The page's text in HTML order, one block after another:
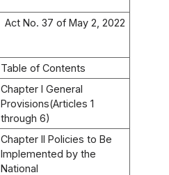
Act No. 37 of May 2, 2022
Table of Contents
Chapter I General
Provisions(Articles 1
through 6)
Chapter II Policies to Be
Implemented by the
National